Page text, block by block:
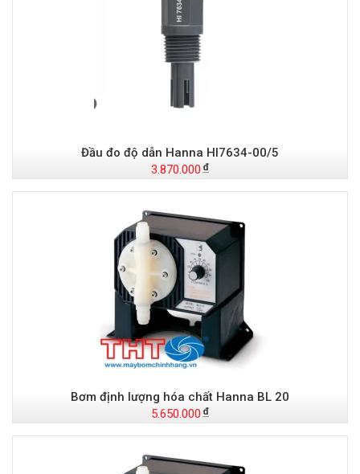
Đầu đo độ dẫn Hanna HI7634-00/5
3.870.000
Bơm định lượng hóa chất Hanna BL 20
5.650.000